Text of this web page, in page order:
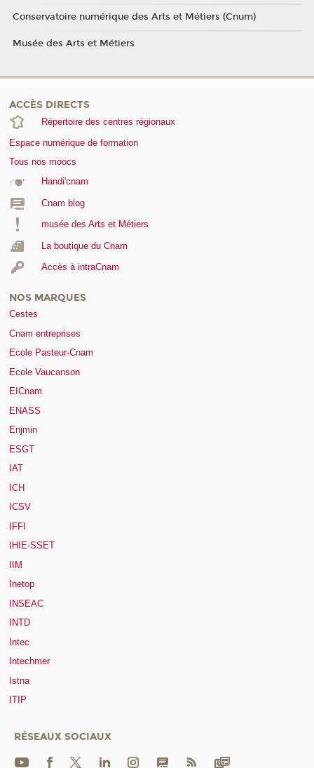
Conservatoire numérique des Arts et Métiers (Cnum)
Musée des Arts et Métiers
ACCÈS DIRECTS
Répertoire des centres régionaux
Espace numérique de formation
Tous nos moocs
Handi'cnam
Cnam blog
musée des Arts et Métiers
La boutique du Cnam
Accès à intraCnam
NOS MARQUES
Cestes
Cnam entreprises
Ecole Pasteur-Cnam
Ecole Vaucanson
EICnam
ENASS
Enjmin
ESGT
IAT
ICH
ICSV
IFFI
IHIE-SSET
IIM
Inetop
INSEAC
INTD
Intec
Intechmer
Istna
ITIP
RÉSEAUX SOCIAUX